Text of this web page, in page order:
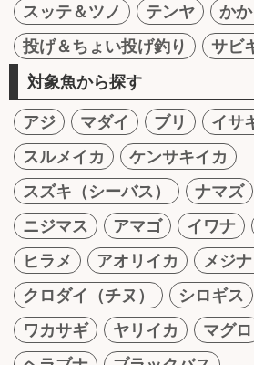
スッテ＆ツノ
テンヤ
か
投げ＆ちょい投げ釣り
サビ
対象魚から探す
アジ マダイ ブリ イサ
スルメイカ
ケンサキイカ
スズキ（シーバス）
ナマズ
ニジマス
アマゴ イワナ
ヒラメ
アオリイカ
メジ
クロダイ（チヌ）
シロギス
ワカサギ
ヤリイカ マグロ